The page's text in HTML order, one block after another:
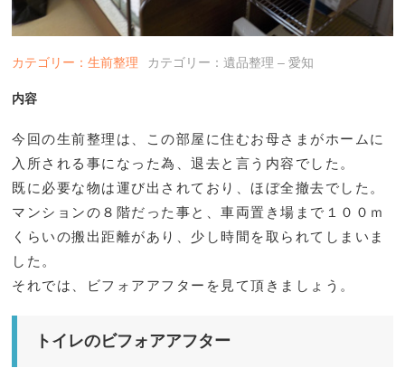
カテゴリー：生前整理 カテゴリー：遺品整理 – 愛知
内容
今回の生前整理は、この部屋に住むお母さまがホームに
入所される事になった為、退去と言う内容でした。
既に必要な物は運び出されており、ほぼ全撤去でした。
マンションの８階だった事と、車両置き場まで１００ｍ
くらいの搬出距離があり、少し時間を取られてしまいま
した。
それでは、ビフォアアフターを見て頂きましょう。
トイレのビフォアアフター